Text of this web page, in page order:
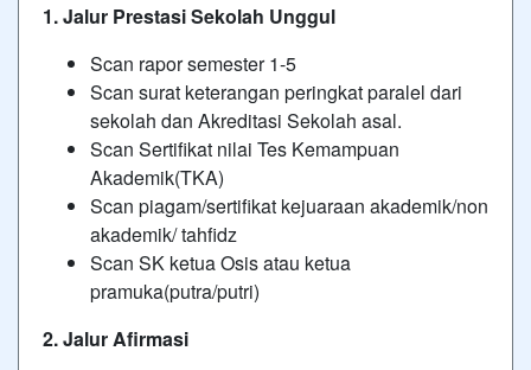
1. Jalur Prestasi Sekolah Unggul
Scan rapor semester 1-5
Scan surat keterangan peringkat paralel dari
sekolah dan Akreditasi Sekolah asal.
Scan Sertifikat nilai Tes Kemampuan
Akademik(TKA)
Scan piagam/sertifikat kejuaraan akademik/non
akademik/ tahfidz
Scan SK ketua Osis atau ketua
pramuka(putra/putri)
2.Jalur Afirmasi